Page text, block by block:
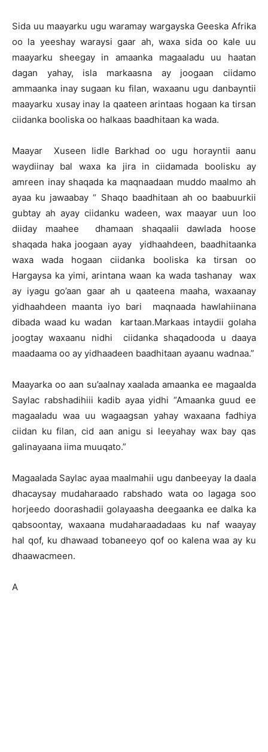
Sida uu maayarku ugu waramay wargayska Geeska Afrika
oo la yeeshay waraysi gaar ah, waxa sida oo kale uu
maayarku sheegay in amaanka magaaladu uu haatan
dagan yahay, isla markaasna ay joogaan ciidamo
ammaanka inay sugaan ku filan, waxaanu ugu danbayntii
maayarku xusay inay la qaateen arintaas hogaan ka tirsan
ciidanka booliska oo halkaas baadhitaan ka wada.
Maayar Xuseen Iidle Barkhad oo ugu horayntii aanu
waydiinay bal waxa ka jira in ciidamada boolisku ay
amreen inay shaqada ka maqnaadaan muddo maalmo ah
ayaa ku jawaabay “ Shaqo baadhitaan ah oo baabuurkii
gubtay ah ayay ciidanku wadeen, wax maayar uun loo
diiday maahee dhamaan shaqaalii dawlada hoose
shaqada haka joogaan ayay yidhaahdeen, baadhitaanka
waxa wada hogaan ciidanka booliska ka tirsan oo
Hargaysa ka yimi, arintana waan ka wada tashanay wax
ay iyagu go’aan gaar ah u qaateena maaha, waxaanay
yidhaahdeen maanta iyo bari maqnaada hawlahiinana
dibada waad ku wadan kartaan.Markaas intaydii golaha
joogtay waxaanu nidhi ciidanka shaqadooda u daaya
maadaama oo ay yidhaadeen baadhitaan ayaanu wadnaa.”
Maayarka oo aan su’aalnay xaalada amaanka ee magaalda
Saylac rabshadihiii kadib ayaa yidhi “Amaanka guud ee
magaaladu waa uu wagaagsan yahay waxaana fadhiya
ciidan ku filan, cid aan anigu si leeyahay wax bay qas
galinayaana iima muuqato.”
Magaalada Saylac ayaa maalmahii ugu danbeeyay la daala
dhacaysay mudaharaado rabshado wata oo lagaga soo
horjeedo doorashadii golayaasha deegaanka ee dalka ka
qabsoontay, waxaana mudaharaadadaas ku naf waayay
hal qof, ku dhawaad tobaneeyo qof oo kalena waa ay ku
dhaawacmeen.
A